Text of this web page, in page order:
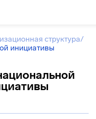
структура/
инициативы